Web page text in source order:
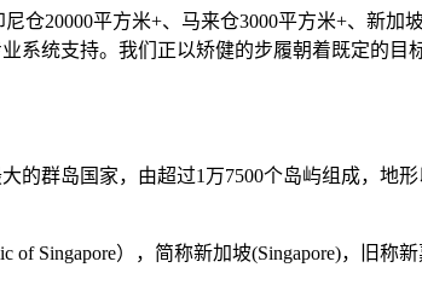
仓20000平方米+、马来仓3000平方米+、新加
系统支持。我们正以矫健的步履朝着既定的目
群岛国家，由超过1万7500个岛屿组成，地
Singapore），简称新加坡(Singapore)，旧称